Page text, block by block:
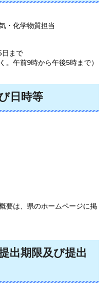
・化学物質担当
日まで
。午前9時から午後5時まで）
日時等
要は、県のホームページに掲
出期限及び提出